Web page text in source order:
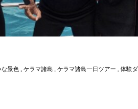
な景色 ケラマ諸島 ケラマ諸島一日ツアー
体験